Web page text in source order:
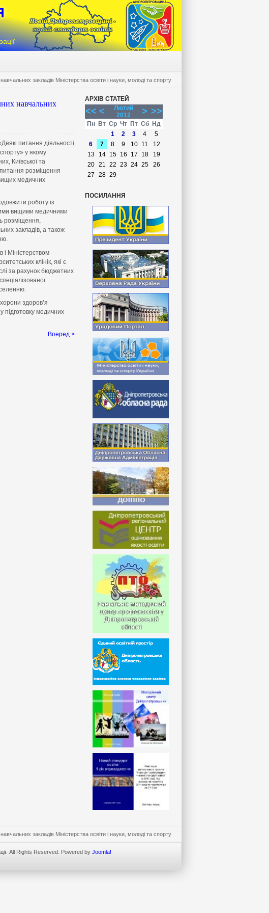
закладів Міністерства освіти і науки, молоді та спорту
навчальних
питання діяльності
у якому
Київської та
питання розміщення
медичних
роботу із
вищими медичними
розміщення,
закладів, а також
і Міністерством
клінік, які є
за рахунок бюджетних
здоров’я
підготовку медичних
Вперед >
АРХІВ СТАТЕЙ
<< <
Лютий
2012
> >>
Пн Вт Ср Чт Пт Сб
Нд
1
2 3 4
5
6
7 8 9 10 11
12
13
14 15 16 17 18
19
20
21 22 23 24 25
26
27
28 29
ПОСИЛАННЯ
закладів Міністерства освіти і науки, молоді та спорту
All Rights Reserved. Powered by Joomla!